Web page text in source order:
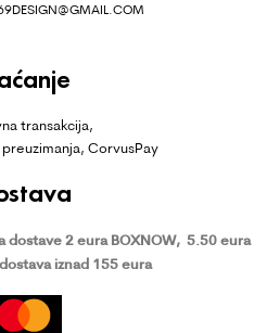
transakcija,
CorvusPay
dostave 2 eura BOXNOW, 5.50 eura
iznad 155 eura